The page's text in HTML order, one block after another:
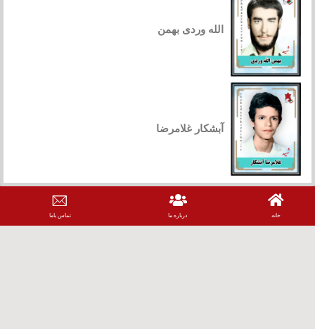
الله وردی بهمن
آبشکار غلامرضا